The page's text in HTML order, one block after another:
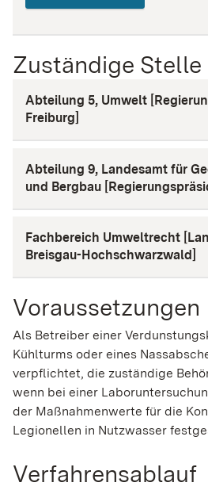
Zuständige Stelle
Abteilung 5, Umwelt
Freiburg]
Abteilung 9, Landesamt für
und Bergbau
Fachbereich Umweltrecht
Breisgau-Hochschwarzwald]
Voraussetzungen
Als Betreiber einer
Kühlturms oder eines
verpflichtet, die zuständige
wenn bei einer
der Maßnahmenwerte für die
Legionellen in Nutzwasser
Verfahrensablauf